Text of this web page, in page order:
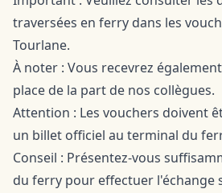
traversées en ferry dans les
Tourlane.
À noter : Vous recevrez
place de la part de nos collègues.
Attention : Les vouchers doivent
un billet officiel au terminal du
Conseil : Présentez-vous
du ferry pour effectuer l'échange